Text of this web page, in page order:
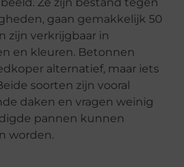
gaan gemakkelijk 50
zijn verkrijgbaar in
en kleuren. Betonnen
alternatief, maar iets
soorten zijn vooral
daken en vragen weinig
pannen kunnen
worden.